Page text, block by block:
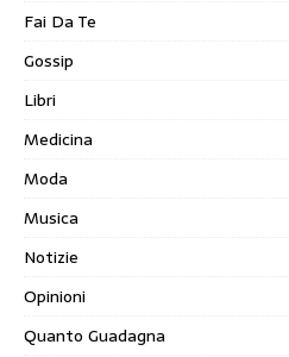
Fai Da Te
Gossip
Libri
Medicina
Moda
Musica
Notizie
Opinioni
Quanto Guadagna